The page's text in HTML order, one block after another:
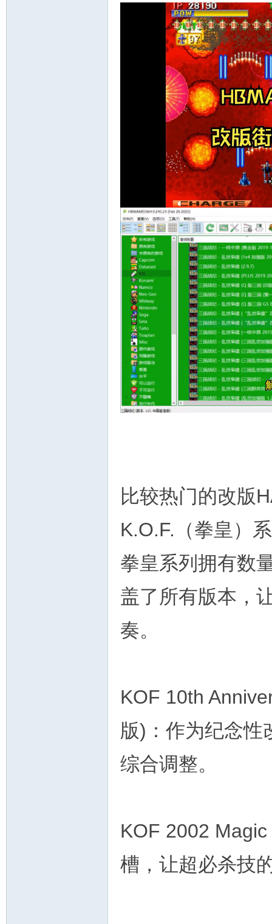
比较热门的改版
K.O.F.（拳皇）
拳皇系列拥有数
盖了所有版本，
奏。
KOF 10th
版)：作为纪念性
综合调整。
KOF 2002
槽，让超必杀技